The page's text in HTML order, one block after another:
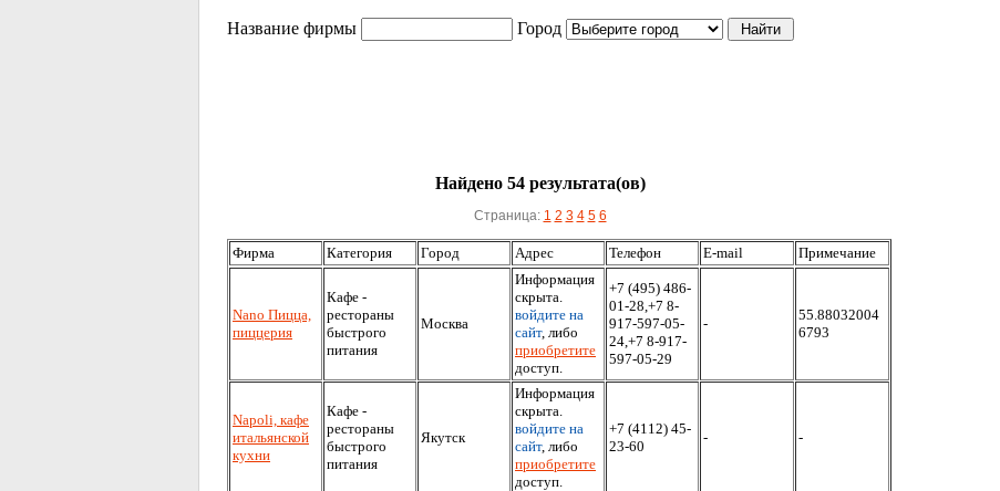
Название фирмы Город
Найдено 54 результата(ов)
Страница: 1 2 3 4 5 6
Фирма Категория Город Адрес Телефон E-mail Примечание
Nano Пицца,
пиццерия
Кафе -
рестораны
быстрого
питания
Москва
Информация
скрыта.
войдите на
сайт, либо
приобретите
доступ.
+7 (495) 486-
01-28,+7 8-
917-597-05-
24,+7 8-917-
597-05-29
-
55.88032004
6793
Napoli, кафе
итальянской
кухни
Кафе -
рестораны
быстрого
питания
Якутск
Информация
скрыта.
войдите на
сайт, либо
приобретите
доступ.
+7 (4112) 45-
23-60
- -